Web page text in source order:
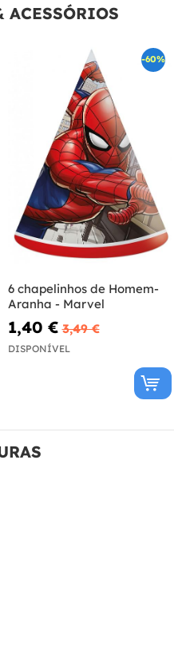
ACESSÓRIOS
-60%
6 chapelinhos de Homem-
Aranha - Marvel
1,40 € 3,49 €
DISPONÍVEL